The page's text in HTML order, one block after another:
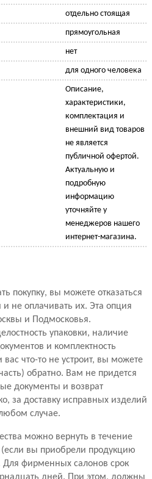
отдельно стоящая
прямоугольная
нет
для одного человека
Описание,
характеристики,
комплектация и
внешний вид товаров
не является
публичной офертой.
Актуальную и
подробную
информацию
уточняйте у
менеджеров нашего
интернет-магазина.
покупку, вы можете отказаться
и не оплачивать их. Эта опция
и Подмосковья.
упаковки, наличие
и комплектность
что-то не устроит, вы можете
обратно. Вам не придется
документы и возврат
за доставку исправных изделий
случае.
можно вернуть в течение
вы приобрели продукцию
Для фирменных салонов срок
дней. При этом, должны